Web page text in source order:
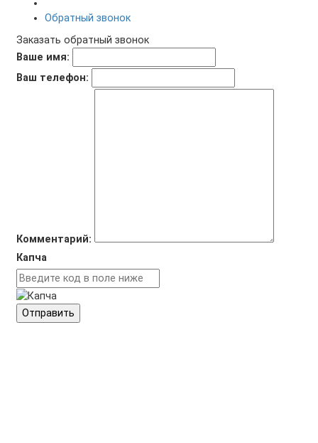
Обратный звонок
Заказать обратный звонок
Ваше имя:
Ваш телефон:
Комментарий:
Капча
Отправить